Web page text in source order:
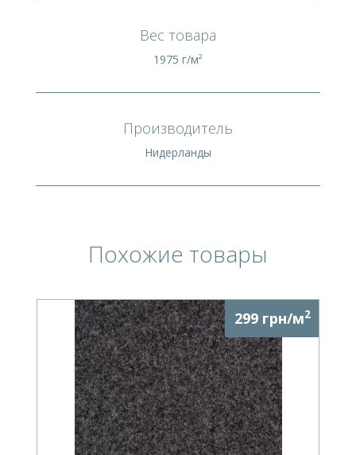
Вес товара
1975 г/м²
Производитель
Нидерланды
Похожие товары
299 грн/м2